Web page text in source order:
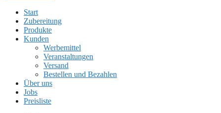
Start
Zubereitung
Produkte
Kunden
Werbemittel
Veranstaltungen
Versand
Bestellen und Bezahlen
Über uns
Jobs
Preisliste